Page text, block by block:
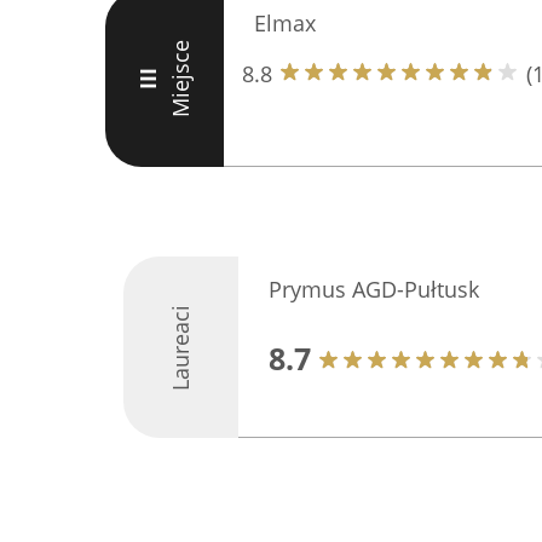
III Miejsce
Elmax
8.8
Laureaci
Prymus AGD-Pułtusk
8.7